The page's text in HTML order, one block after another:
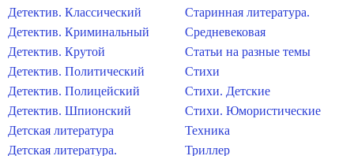
Детектив. Классический
Детектив. Криминальный
Детектив. Крутой
Детектив. Политический
Детектив. Полицейский
Детектив. Шпионский
Детская литература
Детская литература.
Старинная литература.
Средневековая
Статьи на разные темы
Стихи
Стихи. Детские
Стихи. Юмористические
Техника
Триллер